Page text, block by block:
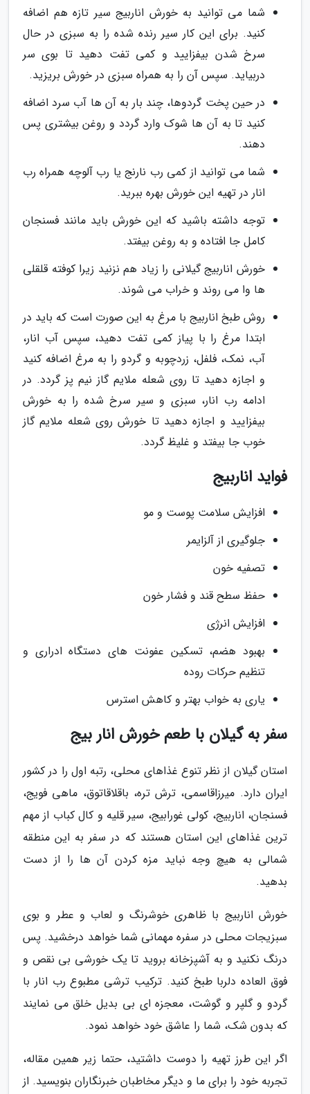
شما می توانید به خورش اناربیج سیر تازه هم اضافه
کنید. برای این کار سیر رنده شده را به سبزی در حال
سرخ شدن بیفزایید و کمی تفت دهید تا بوی سر
دربیاید. سپس آن را به همراه سبزی در خورش بریزید.
در حین پخت گردوها، چند بار به آن ها آب سرد اضافه
کنید تا به آن ها شوک وارد گردد و روغن بیشتری پس
دهند.
شما می توانید از کمی رب نارنج یا رب آلوچه همراه رب
انار در تهیه این خورش بهره ببرید.
توجه داشته باشید که این خورش باید مانند فسنجان
کامل جا افتاده و به روغن بیفتد.
خورش اناربیج گیلانی را زیاد هم نزنید زیرا کوفته قلقلی
ها وا می روند و خراب می شوند.
روش طبخ اناربیج با مرغ به این صورت است که باید در
ابتدا مرغ را با پیاز کمی تفت دهید، سپس آب انار،
آب، نمک، فلفل، زردچوبه و گردو را به مرغ اضافه کنید
و اجازه دهید تا روی شعله ملایم گاز نیم پز گردد. در
ادامه رب انار، سبزی و سیر سرخ شده را به خورش
بیفزایید و اجازه دهید تا خورش روی شعله ملایم گاز
خوب جا بیفتد و غلیظ گردد.
فواید اناربیج
افزایش سلامت پوست و مو
جلوگیری از آلزایمر
تصفیه خون
حفظ سطح قند و فشار خون
افزایش انرژی
بهبود هضم، تسکین عفونت های دستگاه ادراری و
تنظیم حرکات روده
یاری به خواب بهتر و کاهش استرس
سفر به گیلان با طعم خورش انار بیج
استان گیلان از نظر تنوع غذاهای محلی، رتبه اول را در کشور
ایران دارد. میرزاقاسمی، ترش تره، باقلاقاتوق، ماهی فویج،
فسنجان، اناربیج، کولی غورابیج، سیر قلیه و کال کباب از مهم
ترین غذاهای این استان هستند که در سفر به این منطقه
شمالی به هیچ وجه نباید مزه کردن آن ها را از دست
بدهید.
خورش اناربیج با ظاهری خوشرنگ و لعاب و عطر و بوی
سبزیجات محلی در سفره مهمانی شما خواهد درخشید. پس
درنگ نکنید و به آشپزخانه بروید تا یک خورشی بی نقص و
فوق العاده دلربا طبخ کنید. ترکیب ترشی مطبوع رب انار با
گردو و گلپر و گوشت، معجزه ای بی بدیل خلق می نمایند
که بدون شک، شما را عاشق خود خواهد نمود.
اگر این طرز تهیه را دوست داشتید، حتما زیر همین مقاله،
تجربه خود را برای ما و دیگر مخاطبان خبرنگاران بنویسید. از